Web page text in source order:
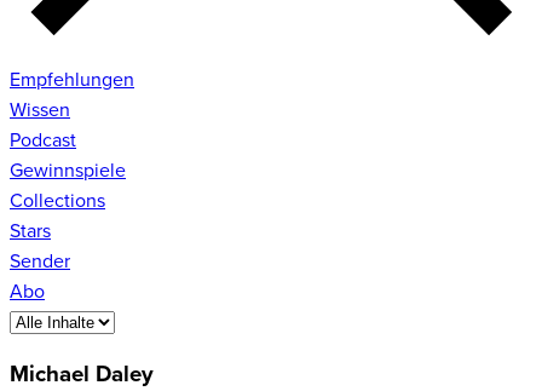
Empfehlungen
Wissen
Podcast
Gewinnspiele
Collections
Stars
Sender
Abo
Michael Daley